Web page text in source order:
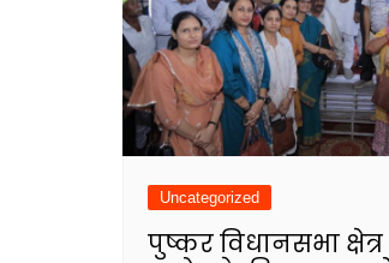
Uncategorized
पुष्कर विधानसभा क्षेत्र